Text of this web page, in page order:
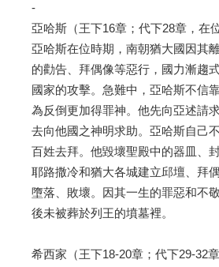
-
亞哈斯（王下16章；代下28章，在
亞哈斯在位時期，南朝猶大國因其
的勸告、拜偶像等惡行，國力漸趨
國家的攻擊。急難中，亞哈斯不信
為反倒更加得罪神。他先向亞述請
去向他國之神明求助。亞哈斯自己
百姓去拜。他毀壞聖殿中的器皿、
耶路撒冷和猶大各城建立邱壇、拜
墮落、敗壞。因其一生的罪惡和不
後未被葬於列王的墳墓裡。
希西家（王下18-20章；代下29-32